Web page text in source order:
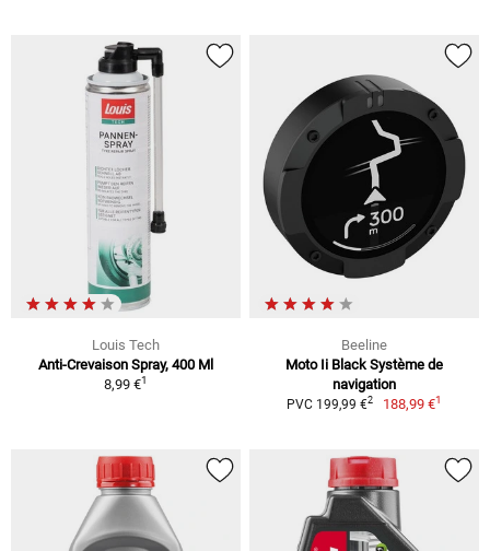
Louis Tech
Anti-Crevaison Spray, 400 Ml
8,99 €1
Beeline
Moto Ii Black Système de
navigation
PVC 199,99 €2 188,99 €1